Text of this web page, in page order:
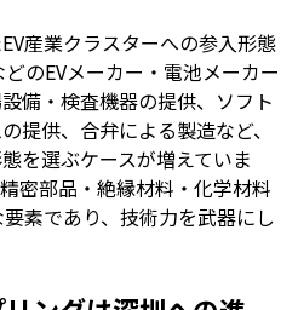
産業クラスターへの参入形態
のEVメーカー・電池メーカー
備・検査機器の提供、ソフト
提供、合弁による製造など、
を選ぶケースが増えていま
密部品・絶縁材料・化学材料
素であり、技術力を武器にし